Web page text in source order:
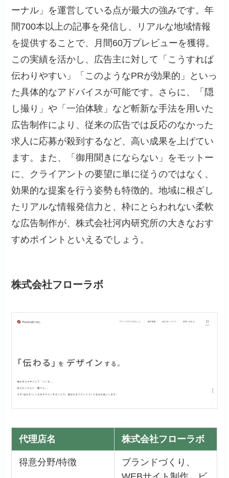
ーナル」を運営している点が最大の強みです。年
間700本以上の記事を発信し、リアルな地域情報
を提供することで、月間60万プレビューを獲得。
この実績を活かし、広告主に対して「こうすれば
伝わりやすい」「このようなPRが効果的」といっ
た具体的なアドバイスが可能です。さらに、「隠
し撮り」や「一泊体験」など斬新な手法を用いた
広告制作により、従来の広告では反応のなかった
求人に応募が殺到するなど、高い成果を上げてい
ます。また、「御用聞きにならない」をモットー
に、クライアントの要望に単に従うのではなく、
効果的な提案を行う姿勢も特徴的。地域に根ざし
たリアルな情報発信力と、枠にとらわれない柔軟
な広告制作が、株式会社河内研究所の大きなおす
すめポイントといえるでしょう。
株式会社フローラボ
代理店名 株式会社フローラボ
得意分野/特徴
ブランドづくり、